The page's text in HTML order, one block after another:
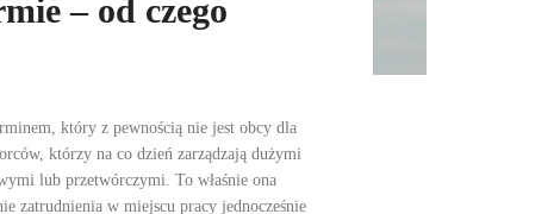
– od czego
który z pewnością nie jest obcy dla
którzy na co dzień zarządzają dużymi
lub przetwórczymi. To właśnie ona
zatrudnienia w miejscu pracy jednocześnie